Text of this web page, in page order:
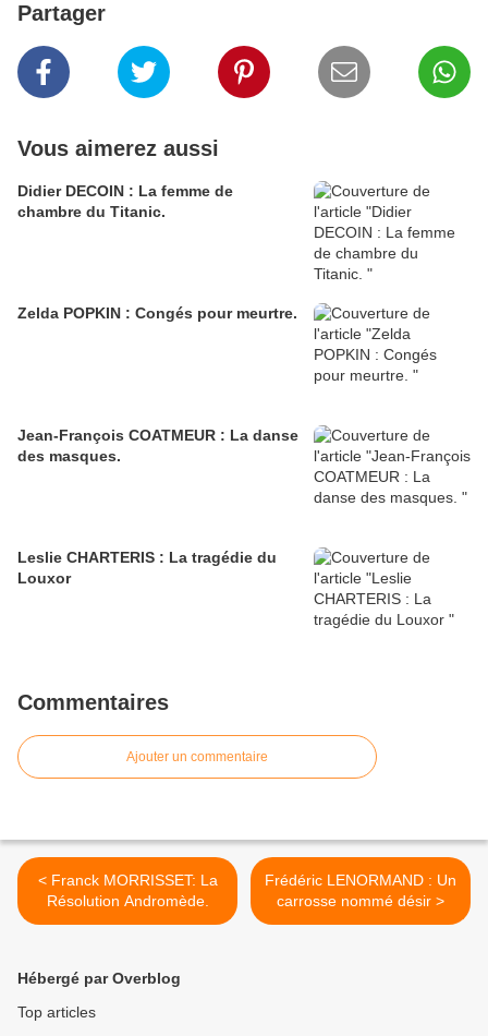
Partager
Vous aimerez aussi
Didier DECOIN : La femme de
chambre du Titanic.
Zelda POPKIN : Congés pour meurtre.
Jean-François COATMEUR : La danse
des masques.
Leslie CHARTERIS : La tragédie du
Louxor
Commentaires
Ajouter un commentaire
< Franck MORRISSET: La
Résolution Andromède.
Frédéric LENORMAND : Un
carrosse nommé désir >
Hébergé par Overblog
Top articles